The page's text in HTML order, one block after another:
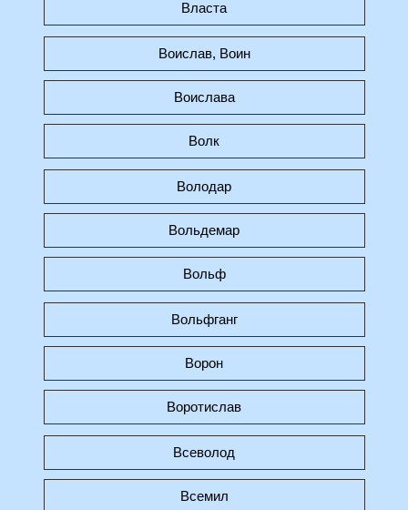
Власта
Воислав, Воин
Воислава
Волк
Володар
Вольдемар
Вольф
Вольфганг
Ворон
Воротислав
Всеволод
Всемил